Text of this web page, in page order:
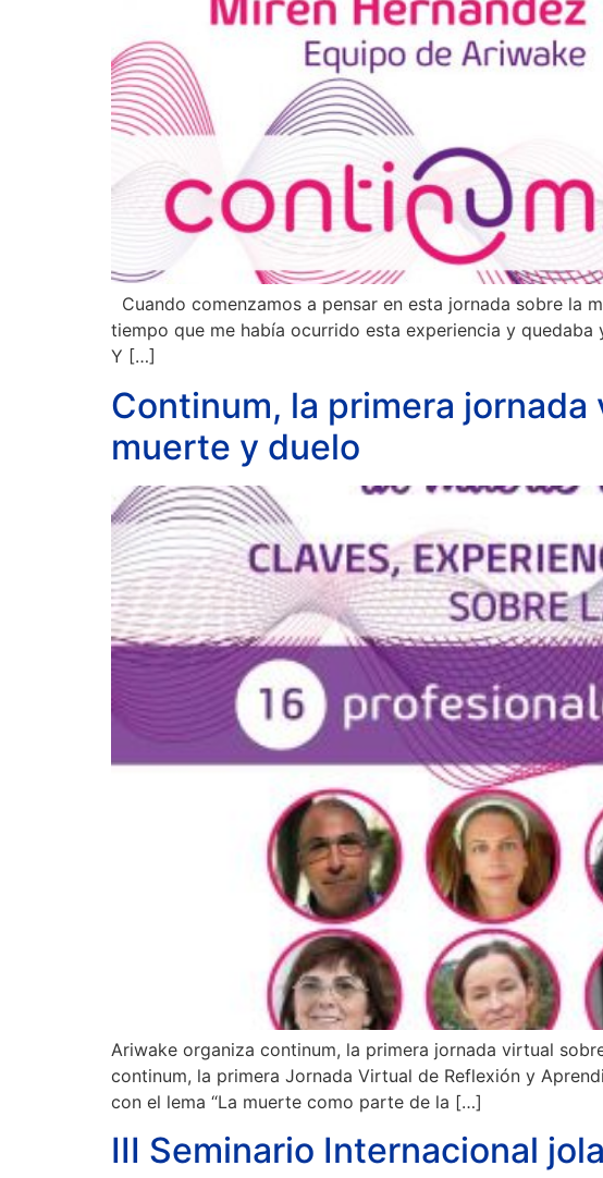
Cuando comenzamos a pensar en esta jornada sobre la
tiempo que me había ocurrido esta experiencia y
Y […]
Continum, la primera
muerte y duelo
Ariwake organiza continum, la primera jornada virtual
continum, la primera Jornada Virtual de Reflexión y
con el lema “La muerte como parte de la […]
III Seminario Internacional